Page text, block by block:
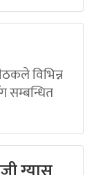
विभिन्न
सम्बन्धित